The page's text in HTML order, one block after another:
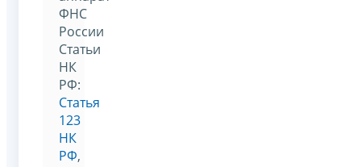
ФНС
России
Статьи
НК
РФ:
Статья
123
НК
РФ,